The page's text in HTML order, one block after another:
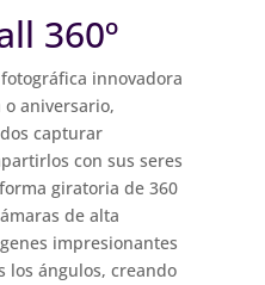
360º
innovadora
aniversario,
capturar
con sus seres
giratoria de 360
de alta
impresionantes
los ángulos, creando